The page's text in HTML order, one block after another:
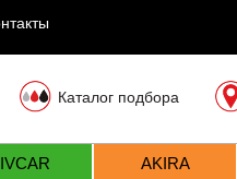
Каталог подбора
AKIRA